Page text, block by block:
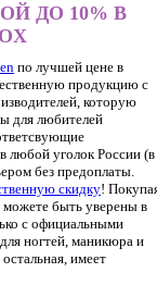
ДО 10% В
по лучшей цене в
продукцию с
которую
для любителей
любой уголок России (в
без предоплаты.
скидку!
можете быть уверены в
с официальными
ногтей, маникюра и
имеет